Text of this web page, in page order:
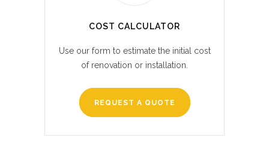
COST CALCULATOR
Use our form to estimate the initial cost
of renovation or installation.
REQUEST A QUOTE